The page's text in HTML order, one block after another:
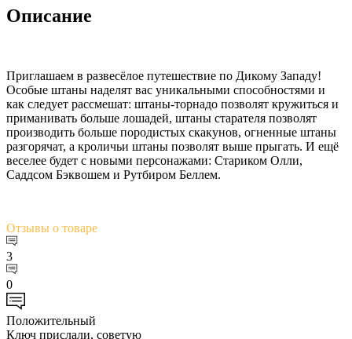
Описание
Приглашаем в развесёлое путешествие по Дикому Западу!
Особые штаны наделят вас уникальными способностями и
как следует рассмешат: штаны-торнадо позволят кружиться и
приманивать больше лошадей, штаны старателя позволят
производить больше породистых скакунов, огненные штаны
разгорячат, а кроличьи штаны позволят выше прыгать. И ещё
веселее будет с новыми персонажами: Стариком Олли,
Саддсом Бэквошем и Рутбиром Беллем.
Отзывы о товаре
3
0
Положительный
Ключ прислали, советую